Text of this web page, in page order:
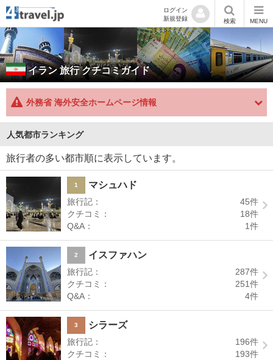
ログイン
新規登録
検索 MENU
イラン旅行 クチコミガイド
外務省 海外安全ホームページ情報
人気都市ランキング
旅行者の多い都市順に表示しています。
1 マシュハド
旅行記： 45件
クチコミ：
18件
Q&A：
1件
2 イスファハン
旅行記： 287件
クチコミ：
251件
Q&A：
4件
3 シラーズ
旅行記： 196件
クチコミ：
193件